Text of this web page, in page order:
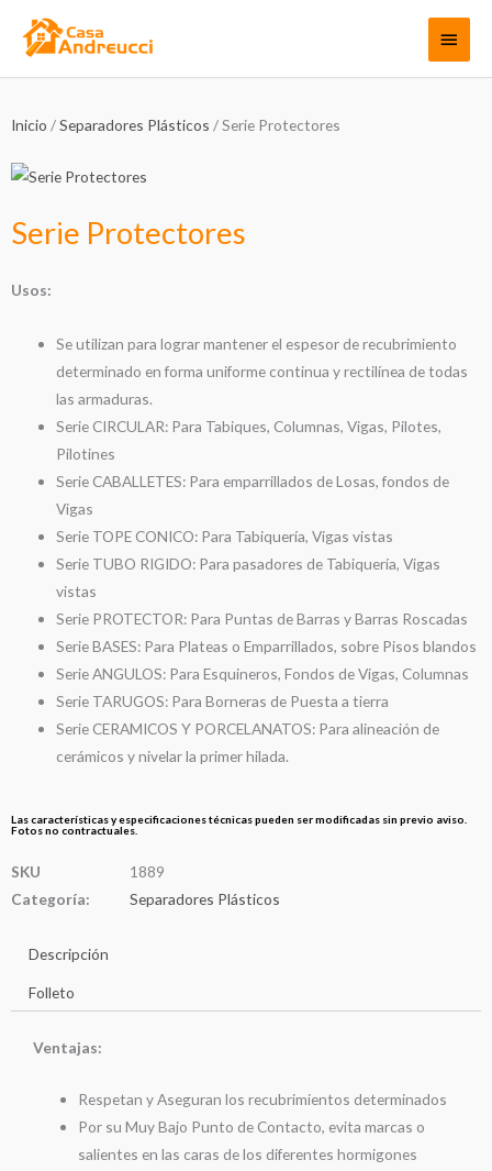
Menú
Inicio /Separadores Plásticos / Serie Protectores
Serie Protectores
Usos:
Se utilizan para lograr mantener el espesor de recubrimiento
determinado en forma uniforme continua y rectilínea de todas
las armaduras.
Serie CIRCULAR: Para Tabiques, Columnas, Vigas, Pilotes,
Pilotines
Serie CABALLETES: Para emparrillados de Losas, fondos de
Vigas
Serie TOPE CONICO: Para Tabiquería, Vigas vistas
Serie TUBO RIGIDO: Para pasadores de Tabiquería, Vigas
vistas
Serie PROTECTOR: Para Puntas de Barras y Barras Roscadas
Serie BASES: Para Plateas o Emparrillados, sobre Pisos blandos
Serie ANGULOS: Para Esquineros, Fondos de Vigas, Columnas
Serie TARUGOS: Para Borneras de Puesta a tierra
Serie CERAMICOS Y PORCELANATOS: Para alineación de
cerámicos y nivelar la primer hilada.
Las características y especificaciones técnicas pueden ser modificadas sin previo aviso.
Fotos no contractuales.
SKU
1889
Categoría:
Separadores Plásticos
Descripción
Folleto
Ventajas:
Respetan y Aseguran los recubrimientos determinados
Por su Muy Bajo Punto de Contacto, evita marcas o
salientes en las caras de los diferentes hormigones